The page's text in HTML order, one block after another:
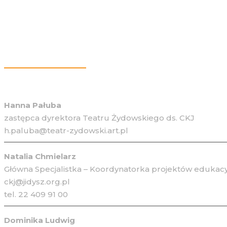
Hanna Pałuba
zastępca dyrektora Teatru Żydowskiego ds. CKJ
h.paluba@teatr-zydowski.art.pl
Natalia Chmielarz
Główna Specjalistka – Koordynatorka projektów
ckj@jidysz.org.pl
tel. 22 409 91 00
Dominika Ludwig